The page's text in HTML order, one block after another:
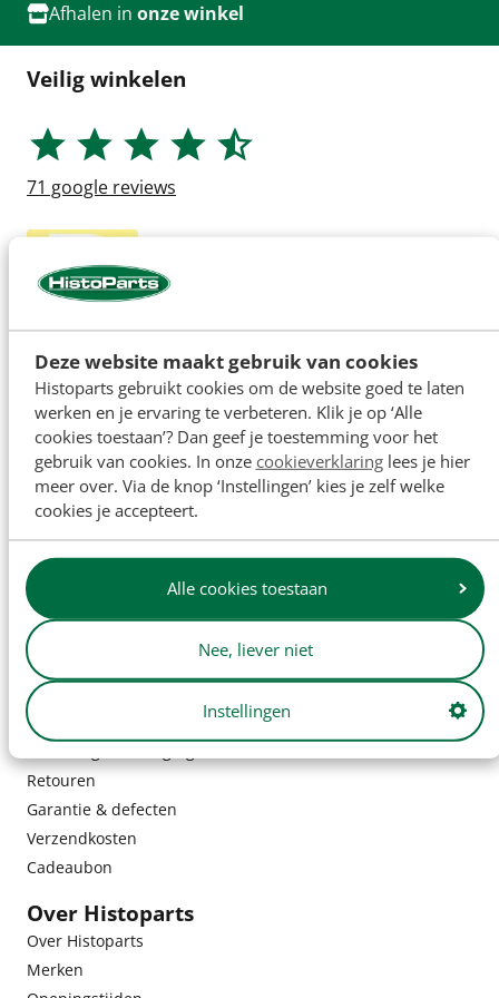
Deze website maakt gebruik van cookies
Histoparts gebruikt cookies om de website goed te laten
werken en je ervaring te verbeteren. Klik je op ‘Alle
cookies toestaan’? Dan geef je toestemming voor het
gebruik van cookies. In onze cookieverklaringlees je hier
meer over. Via de knop ‘Instellingen’ kies je zelf welke
cookies je accepteert.
Alle cookies toestaan
Nee, liever niet
Instellingen
Afhalen in onze winkel
Veilig winkelen
71 google reviews
Klantenservice
Retouren
Garantie & defecten
Verzendkosten
Cadeaubon
Over Histoparts
Over Histoparts
Merken